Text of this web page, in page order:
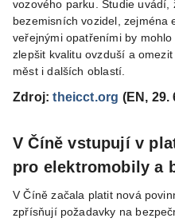
vozového parku. Studie
bezemisních vozidel, zejména
veřejnými opatřeními by
zlepšit kvalitu ovzduší a
měst i dalších oblastí.
Zdroj:theicct.org (EN, 29.
V Číně vstupují v
pro elektromobily a
V Číně začala platit nová
zpřísňují požadavky na